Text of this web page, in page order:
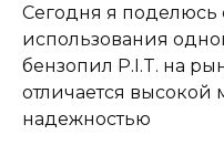
Сегодня я поделюсь
использования
бензопил P.I.T. на
отличается
надежностью